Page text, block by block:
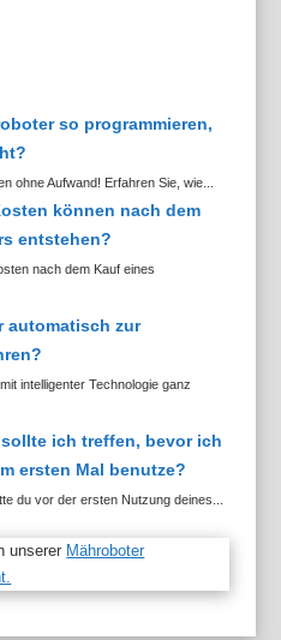
so programmieren,
ohne Aufwand! Erfahren Sie, wie...
können nach dem
entstehen?
nach dem Kauf eines
automatisch zur
intelligenter Technologie ganz
ich treffen, bevor ich
ersten Mal benutze?
du vor der ersten Nutzung deines...
unserer Mähroboter